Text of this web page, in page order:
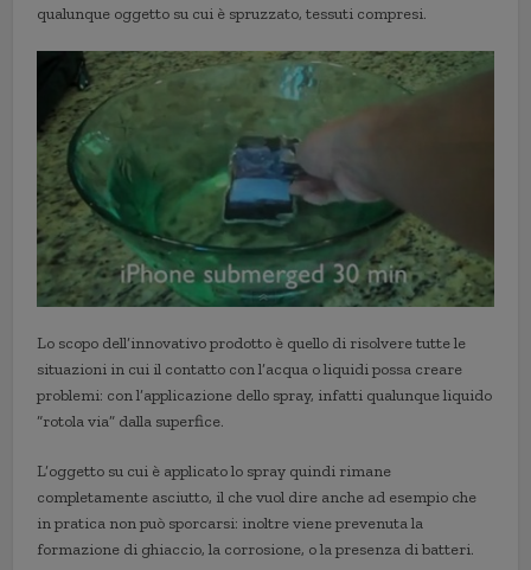
qualunque oggetto su cui è spruzzato, tessuti compresi.
Lo scopo dell’innovativo prodotto è quello di risolvere tutte le
situazioni in cui il contatto con l’acqua o liquidi possa creare
problemi: con l’applicazione dello spray, infatti qualunque liquido
“rotola via” dalla superfice.
L’oggetto su cui è applicato lo spray quindi rimane
completamente asciutto, il che vuol dire anche ad esempio che
in pratica non può sporcarsi: inoltre viene prevenuta la
formazione di ghiaccio, la corrosione, o la presenza di batteri.